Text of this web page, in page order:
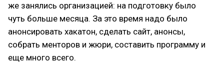
же занялись организацией: на подготовку было
чуть больше месяца. За это время надо было
анонсировать хакатон, сделать сайт, анонсы,
собрать менторов и жюри, составить программу и
еще много всего.